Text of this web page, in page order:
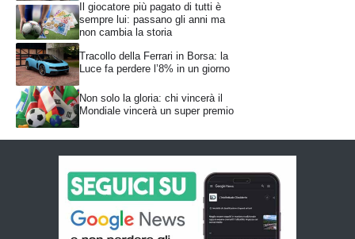
Il giocatore più pagato di tutti è
sempre lui: passano gli anni ma
non cambia la storia
Tracollo della Ferrari in Borsa: la
Luce fa perdere l’8% in un giorno
Non solo la gloria: chi vincerà il
Mondiale vincerà un super premio